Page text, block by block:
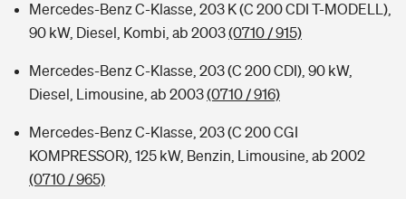
Mercedes-Benz C-Klasse, 203 K (C 200 CDI T-MODELL),
90 kW, Diesel, Kombi, ab 2003(0710 / 915)
Mercedes-Benz C-Klasse, 203 (C 200 CDI), 90 kW,
Diesel, Limousine, ab 2003(0710 / 916)
Mercedes-Benz C-Klasse, 203 (C 200 CGI
KOMPRESSOR), 125 kW, Benzin, Limousine, ab 2002
(0710 / 965)